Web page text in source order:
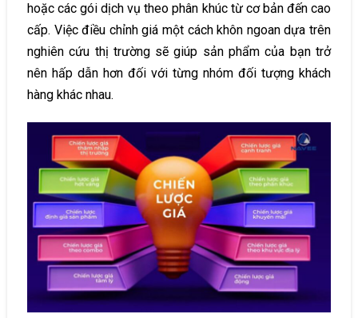
hoặc các gói dịch vụ theo phân khúc từ cơ bản đến cao
cấp. Việc điều chỉnh giá một cách khôn ngoan dựa trên
nghiên cứu thị trường sẽ giúp sản phẩm của bạn trở
nên hấp dẫn hơn đối với từng nhóm đối tượng khách
hàng khác nhau.